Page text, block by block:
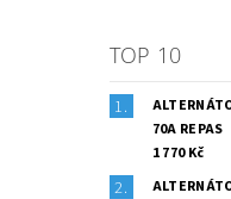
TOP 10
70A REPAS
1 770 Kč